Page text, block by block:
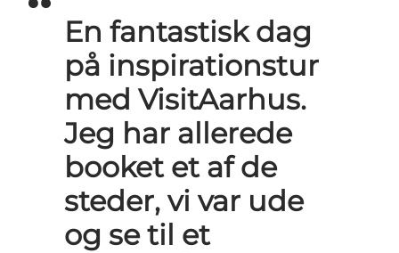
En fantastisk dag
på inspirationstur
med VisitAarhus.
Jeg har allerede
booket et af de
steder, vi var ude
og se til et